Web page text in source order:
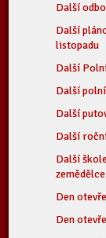
Další
Další
listopadu
Další
Další
Další
Další
Další
zemědělce
Den
Den